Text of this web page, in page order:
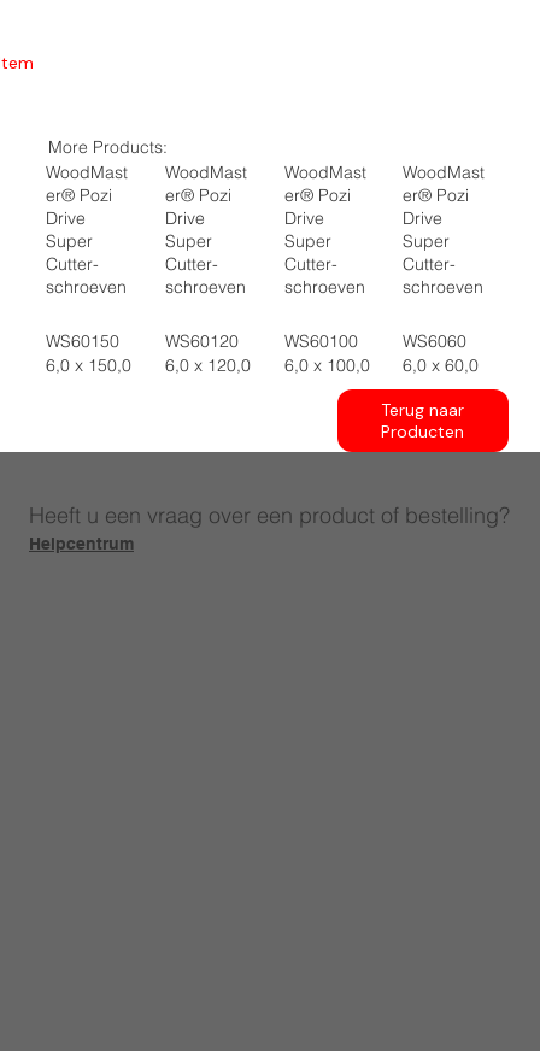
More Products:
WoodMast
er® Pozi
Drive
Super
Cutter-
schroeven
WS60150
6,0 x 150,0
WoodMast
er® Pozi
Drive
Super
Cutter-
schroeven
WS60120
6,0 x 120,0
WoodMast
er® Pozi
Drive
Super
Cutter-
schroeven
WS60100
6,0 x 100,0
WoodMast
er® Pozi
Drive
Super
Cutter-
schroeven
WS6060
6,0 x 60,0
Terug naar
Producten
Heeft u een vraag over een product of bestelling?
Helpcentrum